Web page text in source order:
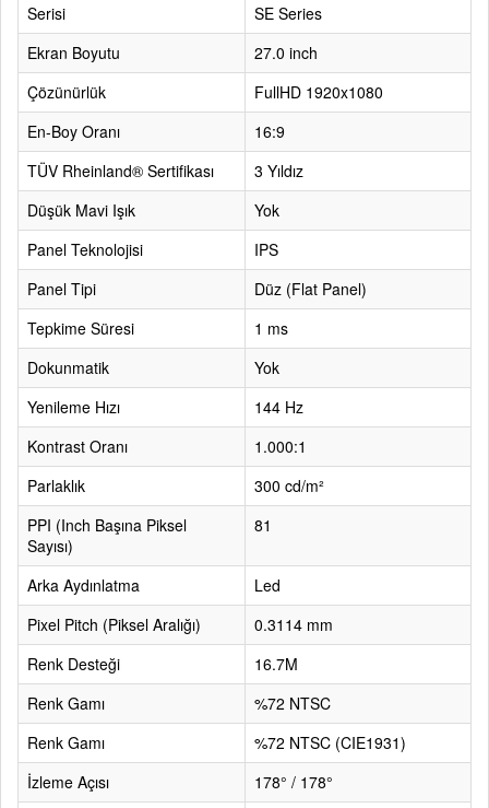
Serisi
SE Series
Ekran Boyutu
27.0 inch
Çözünürlük
FullHD 1920x1080
En-Boy Oranı
16:9
TÜV Rheinland® Sertifikası
3 Yıldız
Düşük Mavi Işık
Yok
Panel Teknolojisi
IPS
Panel Tipi
Düz (Flat Panel)
Tepkime Süresi
1 ms
Dokunmatik
Yok
Yenileme Hızı
144 Hz
Kontrast Oranı
1.000:1
Parlaklık
300 cd/m²
PPI (Inch Başına Piksel
Sayısı)
81
Arka Aydınlatma
Led
Pixel Pitch (Piksel Aralığı)
0.3114 mm
Renk Desteği
16.7M
Renk Gamı
%72 NTSC
Renk Gamı
%72 NTSC (CIE1931)
İzleme Açısı
178° / 178°